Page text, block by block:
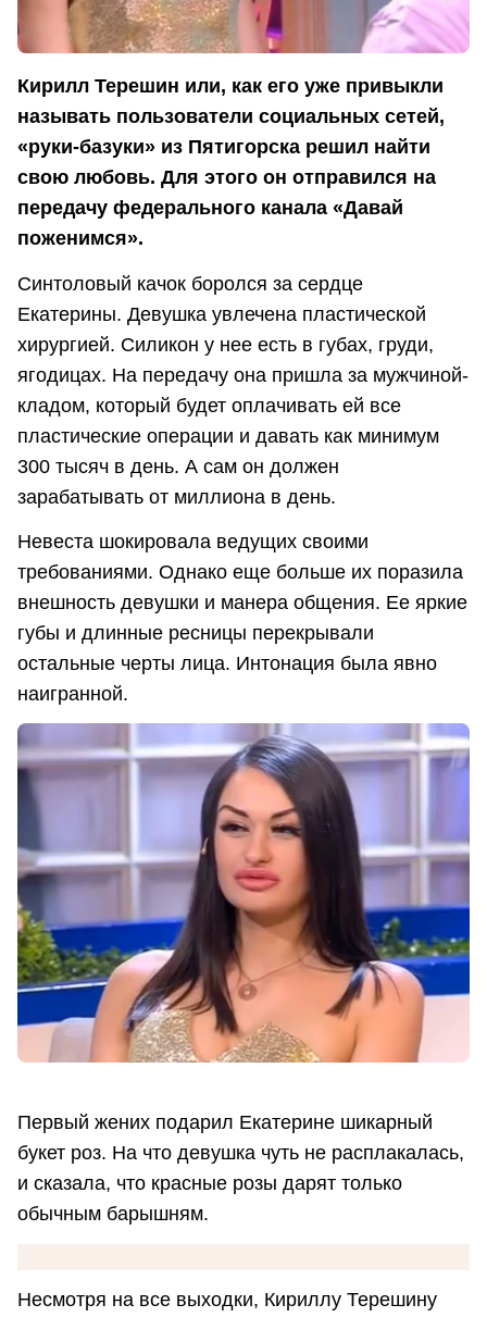
Кирилл Терешин или, как его уже привыкли
называть пользователи социальных сетей,
«руки-базуки» из Пятигорска решил найти
свою любовь. Для этого он отправился на
передачу федерального канала «Давай
поженимся».
Синтоловый качок боролся за сердце
Екатерины. Девушка увлечена пластической
хирургией. Силикон у нее есть в губах, груди,
ягодицах. На передачу она пришла за мужчиной-
кладом, который будет оплачивать ей все
пластические операции и давать как минимум
300 тысяч в день. А сам он должен
зарабатывать от миллиона в день.
Невеста шокировала ведущих своими
требованиями. Однако еще больше их поразила
внешность девушки и манера общения. Ее яркие
губы и длинные ресницы перекрывали
остальные черты лица. Интонация была явно
наигранной.
Первый жених подарил Екатерине шикарный
букет роз. На что девушка чуть не расплакалась,
и сказала, что красные розы дарят только
обычным барышням.
Несмотря на все выходки, Кириллу Терешину